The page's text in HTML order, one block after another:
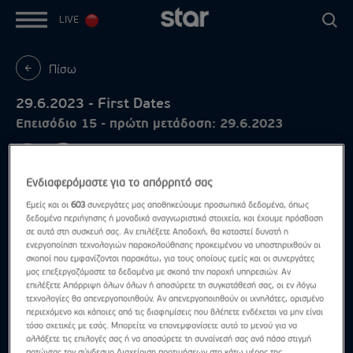
LIVE
Πίσω
29.6.2023 - First Dates
Επεισόδιο 15 - πρώτη μετάδοση: 29.6.2023
Ενδιαφερόμαστε για το απόρρητό σας
Εμείς και οι603 συνεργάτες μας αποθηκεύουμε προσωπικά δεδομένα, όπως
δεδομένα περιήγησης ή μοναδικά αναγνωριστικά στοιχεία, και έχουμε πρόσβαση
σε αυτά στη συσκευή σας. Αν επιλέξετε Αποδοχή, θα καταστεί δυνατή η
ενεργοποίηση τεχνολογιών παρακολούθησης προκειμένου να υποστηριχθούν οι
σκοποί που εμφανίζονται παρακάτω, για τους οποίους εμείς και οι συνεργάτες
μας επεξεργαζόμαστε τα δεδομένα με σκοπό την παροχή υπηρεσιών. Αν
επιλέξετε Απόρριψη όλων όλων ή αποσύρετε τη συγκατάθεσή σας, οι εν λόγω
τεχνολογίες θα απενεργοποιηθούν. Αν απενεργοποιηθούν οι ιχνηλάτες, ορισμένο
περιεχόμενο και κάποιες από τις διαφημίσεις που βλέπετε ενδέχεται να μην είναι
τόσο σχετικές με εσάς. Μπορείτε να επανεμφανίσετε αυτό το μενού για να
αλλάξετε τις επιλογές σας ή να αποσύρετε τη συναίνεσή σας ανά πάσα στιγμή